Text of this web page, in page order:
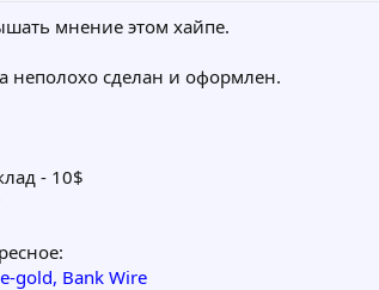
мнение этом хайпе.
неполохо сделан и оформлен.
- 10$
e-gold, Bank Wire